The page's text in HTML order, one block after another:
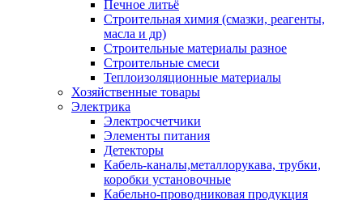
Печное литьё
Строительная химия (смазки, реагенты,
масла и др)
Строительные материалы разное
Строительные смеси
Теплоизоляционные материалы
Хозяйственные товары
Электрика
Электросчетчики
Элементы питания
Детекторы
Кабель-каналы,металлорукава, трубки,
коробки установочные
Кабельно-проводниковая продукция